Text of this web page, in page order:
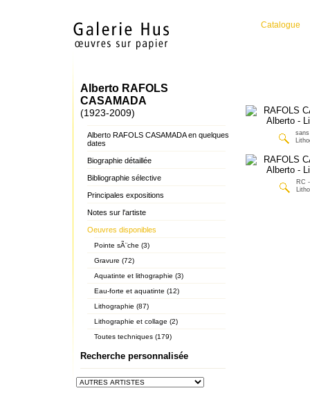
Catalogue
Alberto RAFOLS
CASAMADA
(1923-2009)
Alberto RAFOLS CASAMADA en quelques
dates
Biographie détaillée
Bibliographie sélective
Principales expositions
Notes sur l'artiste
Oeuvres disponibles
Pointe sÃ¨che (3)
Gravure (72)
Aquatinte et lithographie (3)
Eau-forte et aquatinte (12)
Lithographie (87)
Lithographie et collage (2)
Toutes techniques (179)
Recherche personnalisée
RC